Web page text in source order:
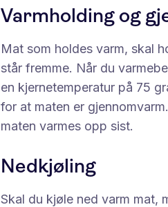
Varmholding og
Mat som holdes varm, skal
står fremme. Når du
en kjernetemperatur på 75
for at maten er
maten varmes opp sist.
Nedkjøling
Skal du kjøle ned varm mat,